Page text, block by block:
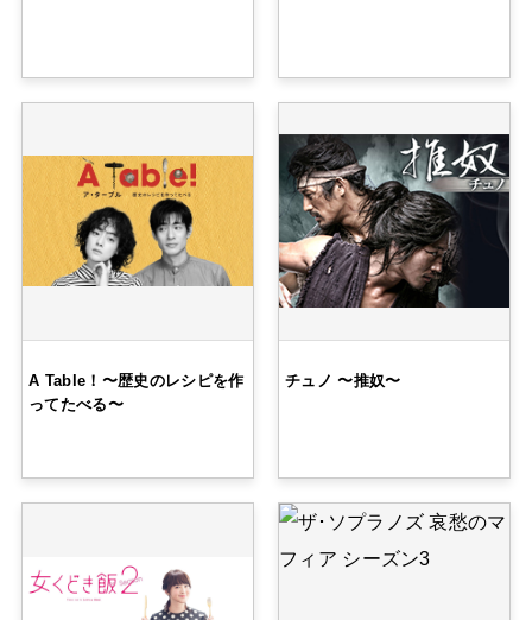
A Table！〜歴史のレシピを作
ってたべる〜
チュノ 〜推奴〜